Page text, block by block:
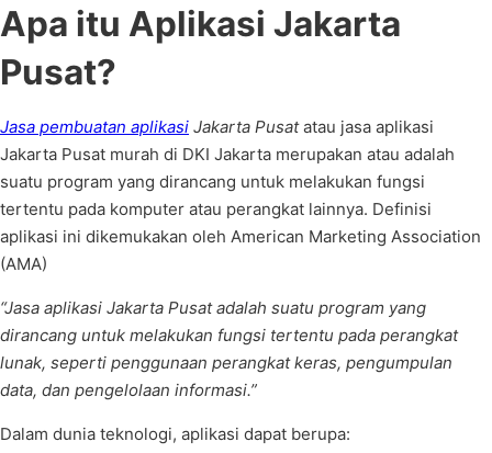
Apa itu Aplikasi Jakarta
Pusat?
Jasa pembuatan aplikasi Jakarta Pusatatau jasa aplikasi
Jakarta Pusat murah di DKI Jakarta merupakan atau adalah
suatu program yang dirancang untuk melakukan fungsi
tertentu pada komputer atau perangkat lainnya. Definisi
aplikasi ini dikemukakan oleh American Marketing Association
(AMA)
“Jasa aplikasi Jakarta Pusat adalah suatu program yang
dirancang untuk melakukan fungsi tertentu pada perangkat
lunak, seperti penggunaan perangkat keras, pengumpulan
data, dan pengelolaan informasi.”
Dalam dunia teknologi, aplikasi dapat berupa: